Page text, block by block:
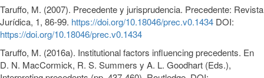
Taruffo, M. (2007). Precedente y jurisprudencia. Precedente: Revista
Jurídica, 1, 86-99. https://doi.org/10.18046/prec.v0.1434 DOI:
https://doi.org/10.18046/prec.v0.1434
Taruffo, M. (2016a). Institutional factors influencing precedents. En
D. N. MacCormick, R. S. Summers y A. L. Goodhart (Eds.),